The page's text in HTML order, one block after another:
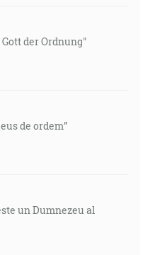
der Ordnung"
de ordem”
un Dumnezeu al